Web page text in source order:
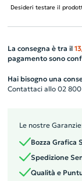
Desideri testare il
La consegna è tra il
pagamento sono
Hai bisogno una
Contattaci allo 02
Le nostre
Bozza Grafica
Spedizione
Qualità e